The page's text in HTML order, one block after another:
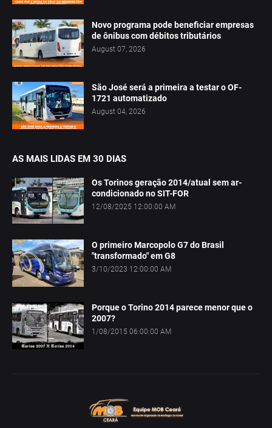
Novo programa pode beneficiar empresas
de ônibus com débitos tributários
August 07, 2026
São José será a primeira a testar o OF-
1721 automatizado
August 04, 2026
AS MAIS LIDAS EM 30 DIAS
Os Torinos geração 2014/atual sem ar-
condicionado no SIT-FOR
12/08/2025 12:00:00 AM
O primeiro Marcopolo G7 do Brasil
"transformado" em G8
3/10/2023 12:00:00 AM
Porque o Torino 2014 parece menor que o
2007?
1/08/2015 06:00:00 AM